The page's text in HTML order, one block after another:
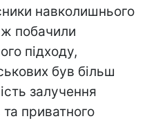
навколишнього
побачили
підходу,
був більш
залучення
приватного